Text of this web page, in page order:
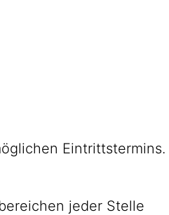
Eintrittstermins.
jeder Stelle